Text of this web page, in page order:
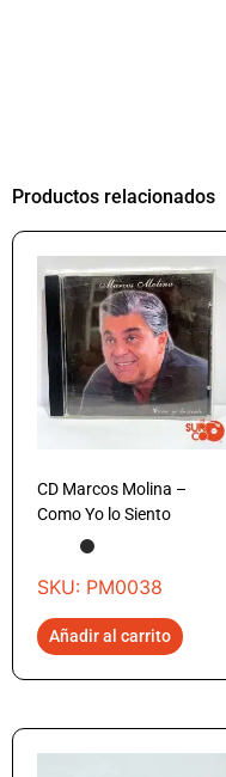
Productos relacionados
CD Marcos Molina –
Como Yo lo Siento
SKU: PM0038
Añadir al carrito